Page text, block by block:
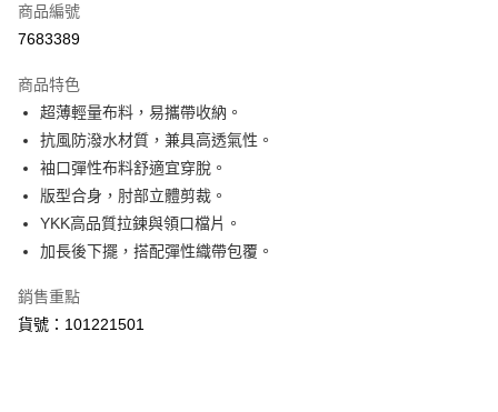
LINE Pay
街口支付
悠遊付
Google Pay
全盈+PAY
運送方式
商品編號
7683389
商品特色
超薄輕量布料，易攜帶收納。
抗風防潑水材質，兼具高透氣性。
袖口彈性布料舒適宜穿脫。
版型合身，肘部立體剪裁。
YKK高品質拉鍊與領口檔片。
加長後下擺，搭配彈性織帶包覆。
銷售重點
貨號：101221501